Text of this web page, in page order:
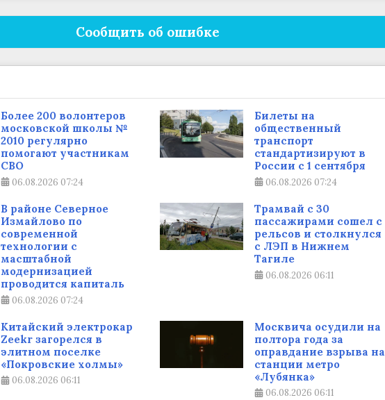
Сообщить об ошибке
Более 200 волонтеров
московской школы №
2010 регулярно
помогают участникам
СВО
06.08.2026 07:24
Билеты на
общественный
транспорт
стандартизируют в
России с 1 сентября
06.08.2026 07:24
В районе Северное
Измайлово по
современной
технологии с
масштабной
модернизацией
проводится капиталь
06.08.2026 07:24
Трамвай с 30
пассажирами сошел с
рельсов и столкнулся
с ЛЭП в Нижнем
Тагиле
06.08.2026 06:11
Китайский электрокар
Zeekr загорелся в
элитном поселке
«Покровские холмы»
06.08.2026 06:11
Москвича осудили на
полтора года за
оправдание взрыва на
станции метро
«Лубянка»
06.08.2026 06:11